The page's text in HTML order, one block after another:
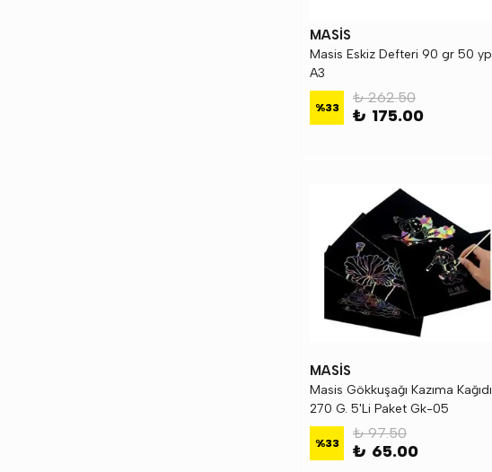
MASİS
Masis Eskiz Defteri 90 gr 50 yp
A3
%33
₺ 262.50
₺ 175.00
MASİS
Masis Gökkuşağı Kazıma Kağıdı
270 G. 5'Li Paket Gk-05
%33
₺ 97.50
₺ 65.00